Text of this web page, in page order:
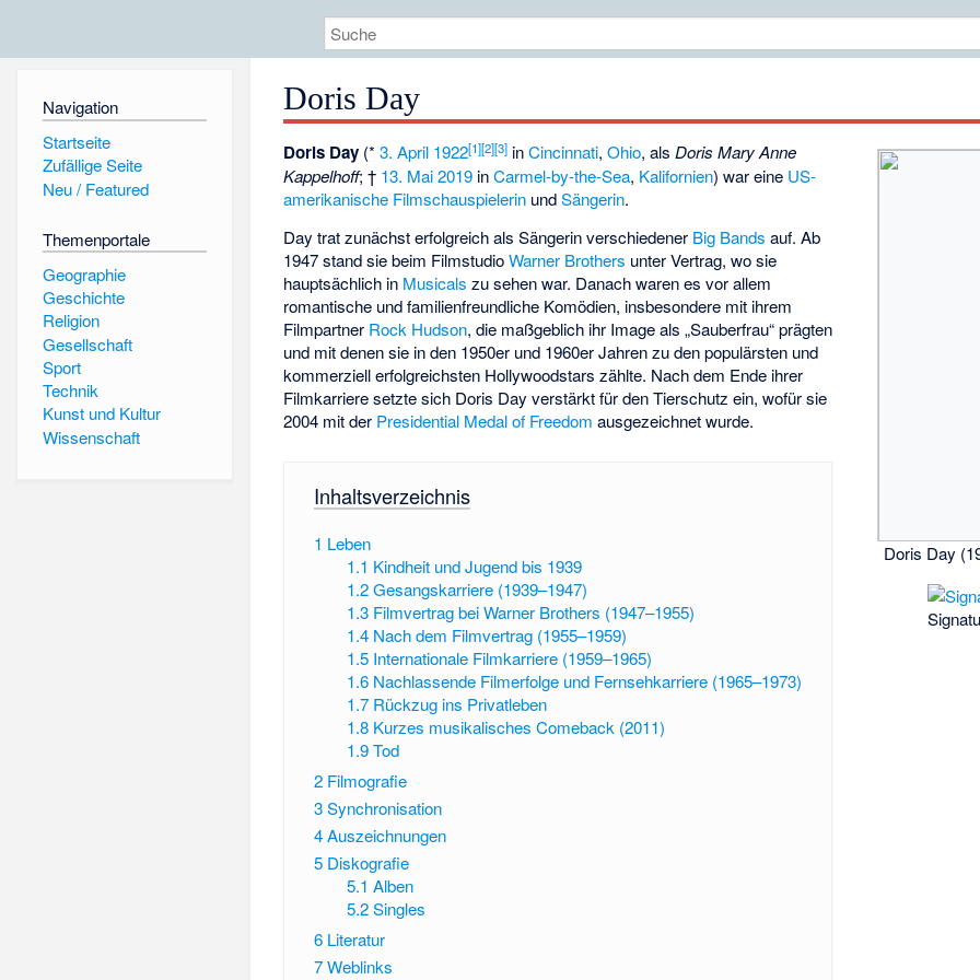
Navigation
Startseite
Zufällige Seite
Neu / Featured
Themenportale
Geographie
Geschichte
Religion
Gesellschaft
Sport
Technik
Kunst und Kultur
Wissenschaft
Doris Day
Doris Day
Doris Day (*3. April 1922[1][2][3] inCincinnati,Ohio, alsDoris Mary Anne
Kappelhoff; † 13. Mai 2019 inCarmel-by-the-Sea, Kalifornien) war eine US-
amerikanische Filmschauspielerin undSängerin.
Day trat zunächst erfolgreich als Sängerin verschiedener Big Bands auf. Ab
1947 stand sie beim FilmstudioWarner Brothers unter Vertrag, wo sie
hauptsächlich in Musicals zu sehen war. Danach waren es vor allem
romantische und familienfreundliche Komödien, insbesondere mit ihrem
Filmpartner Rock Hudson, die maßgeblich ihr Image als „Sauberfrau“ prägten
und mit denen sie in den 1950er und 1960er Jahren zu den populärsten und
kommerziell erfolgreichsten Hollywoodstars zählte. Nach dem Ende ihrer
Filmkarriere setzte sich Doris Day verstärkt für den Tierschutz ein, wofür sie
2004 mit der Presidential Medal of Freedom ausgezeichnet wurde.
Inhaltsverzeichnis
1 Leben
1.1 Kindheit und Jugend bis 1939
1.2 Gesangskarriere (1939–1947)
1.3 Filmvertrag bei Warner Brothers (1947–1955)
1.4 Nach dem Filmvertrag (1955–1959)
1.5 Internationale Filmkarriere (1959–1965)
1.6 Nachlassende Filmerfolge und Fernsehkarriere (1965–1973)
1.7 Rückzug ins Privatleben
1.8 Kurzes musikalisches Comeback (2011)
1.9 Tod
2 Filmografie
3Synchronisation
4Auszeichnungen
5 Diskografie
5.1 Alben
5.2 Singles
6 Literatur
7Weblinks